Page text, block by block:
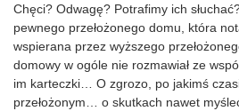
Chęci? Odwagę? Potrafimy ich
pewnego przełożonego domu, która
wspierana przez wyższego
domowy w ogóle nie rozmawiał ze
im karteczki… O zgrozo, po jakimś
przełożonym… o skutkach nawet